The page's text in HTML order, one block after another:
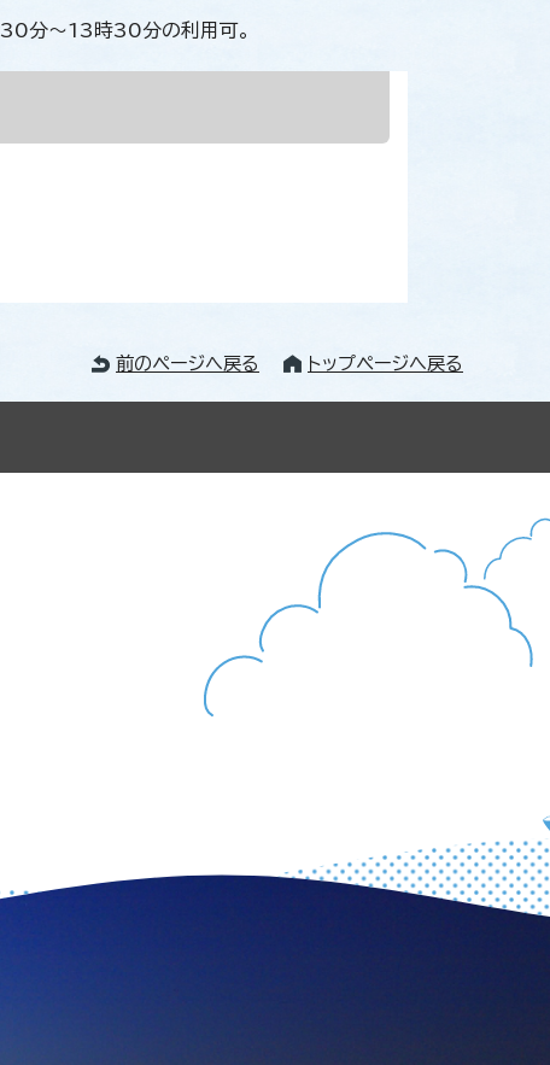
分～13時30分の利用可。
前のページへ戻る トップページへ戻る